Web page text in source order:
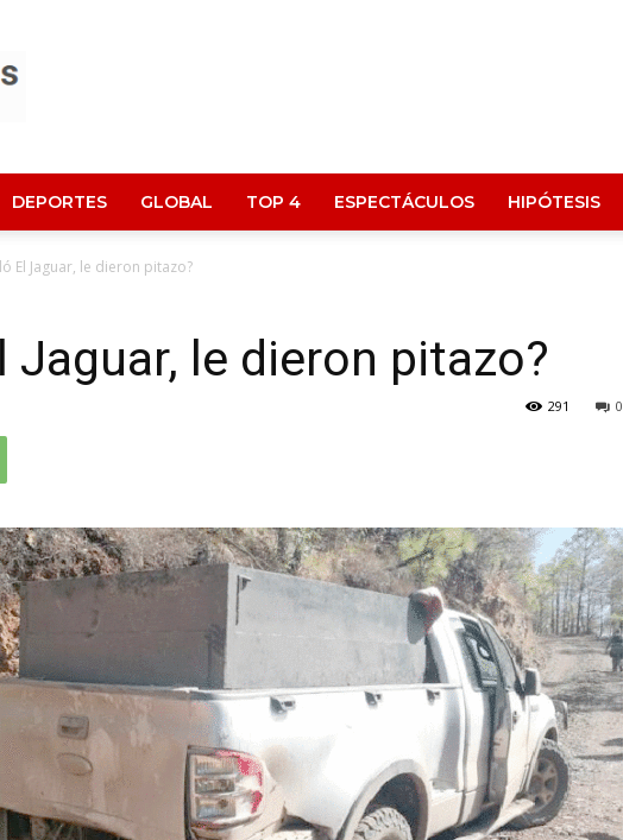
DEPORTES GLOBAL TOP 4 ESPECTÁCULOS HIPÓTESIS
El Jaguar, le dieron pitazo?
Jaguar, le dieron pitazo?
0
291